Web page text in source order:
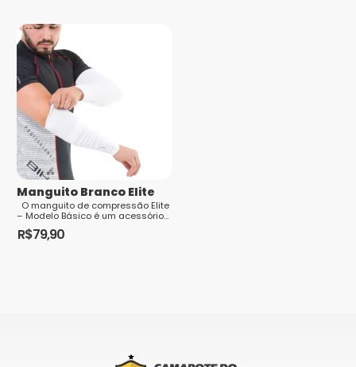
Manguito Branco Elite
– Modelo Básico é um acessório
esportivo desenvolvido para
oferecer conforto, desempenho e
R$79,90